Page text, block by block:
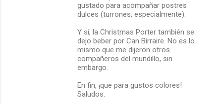
gustado para acompañar postres
dulces (turrones, especialmente).
Y sí, la Christmas Porter también se
dejo beber por Can Birraire. No es lo
mismo que me dijeron otros
compañeros del mundillo, sin
embargo.
En fin, ¡que para gustos colores!
Saludos.